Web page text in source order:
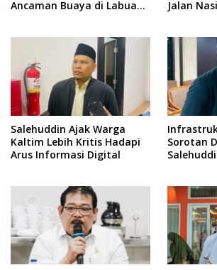
Ancaman Buaya di Labuan
Jalan
Salehuddin Ajak Warga
Kaltim Lebih Kritis Hadapi
Arus Informasi Digital
Sorotan